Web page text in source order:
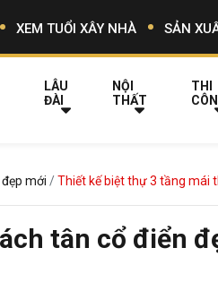
XEM TUỔI XÂY NHÀ SẢN
LÂU
ĐÀI
NỘI
THẤT
THI
mới Thiết kế biệt thự 3 tầng mái
tân cổ điển